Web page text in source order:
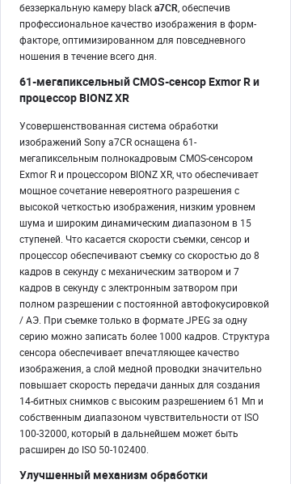
беззеркальную камеру blacka7CR , обеспечив
профессиональное качество изображения в форм-
факторе, оптимизированном для повседневного
ношения в течение всего дня.
61-мегапиксельный CMOS-сенсор Exmor R и
процессор BIONZ XR
Усовершенствованная система обработки
изображений Sony a7CR оснащена 61-
мегапиксельным полнокадровым CMOS-сенсором
Exmor R и процессором BIONZ XR, что обеспечивает
мощное сочетание невероятного разрешения с
высокой четкостью изображения, низким уровнем
шума и широким динамическим диапазоном в 15
ступеней. Что касается скорости съемки, сенсор и
процессор обеспечивают съемку со скоростью до 8
кадров в секунду с механическим затвором и 7
кадров в секунду с электронным затвором при
полном разрешении с постоянной автофокусировкой
/ АЭ. При съемке только в формате JPEG за одну
серию можно записать более 1000 кадров. Структура
сенсора обеспечивает впечатляющее качество
изображения, а слой медной проводки значительно
повышает скорость передачи данных для создания
14-битных снимков с высоким разрешением 61 Мп и
собственным диапазоном чувствительности от ISO
100-32000, который в дальнейшем может быть
расширен до ISO 50-102400.
Улучшенный механизм обработки